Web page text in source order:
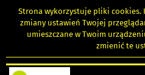
Strona wykorzystuje pliki cookies.
zmiany ustawień Twojej
umieszczane w Twoim
zmienić te